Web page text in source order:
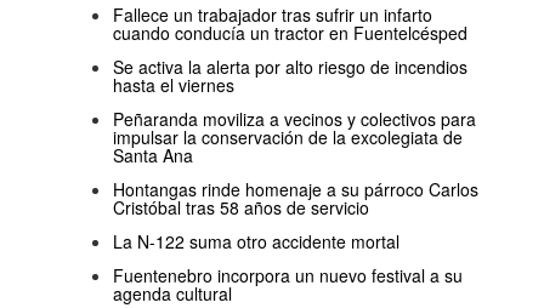
Fallece un trabajador tras sufrir un infarto
cuando conducía un tractor en Fuentelcésped
Se activa la alerta por alto riesgo de incendios
hasta el viernes
Peñaranda moviliza a vecinos y colectivos para
impulsar la conservación de la excolegiata de
Santa Ana
Hontangas rinde homenaje a su párroco Carlos
Cristóbal tras 58 años de servicio
La N-122 suma otro accidente mortal
Fuentenebro incorpora un nuevo festival a su
agenda cultural